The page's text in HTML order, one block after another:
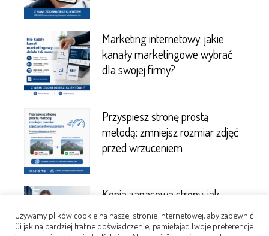
Marketing internetowy: jakie
kanały marketingowe wybrać
dla swojej firmy?
Przyspiesz stronę prostą
metodą: zmniejsz rozmiar zdjęć
przed wrzuceniem
Kopia zapasowa strony: jak
często robić backup strony i co
powinien obejmować?
Używamy plików cookie na naszej stronie internetowej, aby zapewnić
Ci jak najbardziej trafne doświadczenie, pamiętając Twoje preferencje